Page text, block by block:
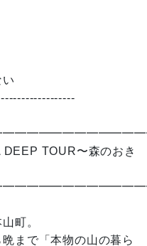
DEEP TOUR〜森のおき
町。
まで「本物の山の暮ら